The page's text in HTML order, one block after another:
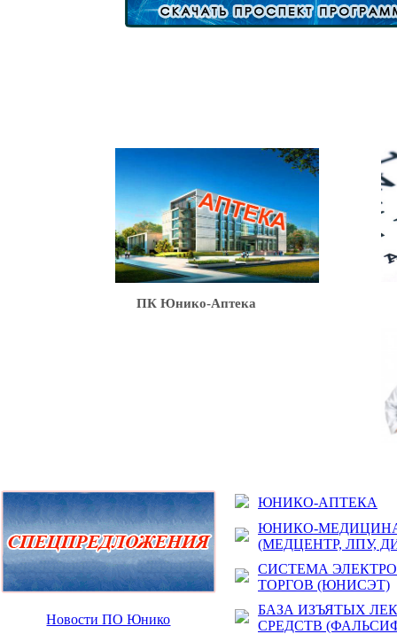
ПК Юнико-Аптека
Новости ПО Юнико
ЮНИКО-АПТЕКА
ЮНИКО-
(МЕДЦЕНТР, ЛПУ,
СИСТЕМА
ТОРГОВ (ЮНИСЭТ)
БАЗА ИЗЪЯТЫХ
СРЕДСТВ